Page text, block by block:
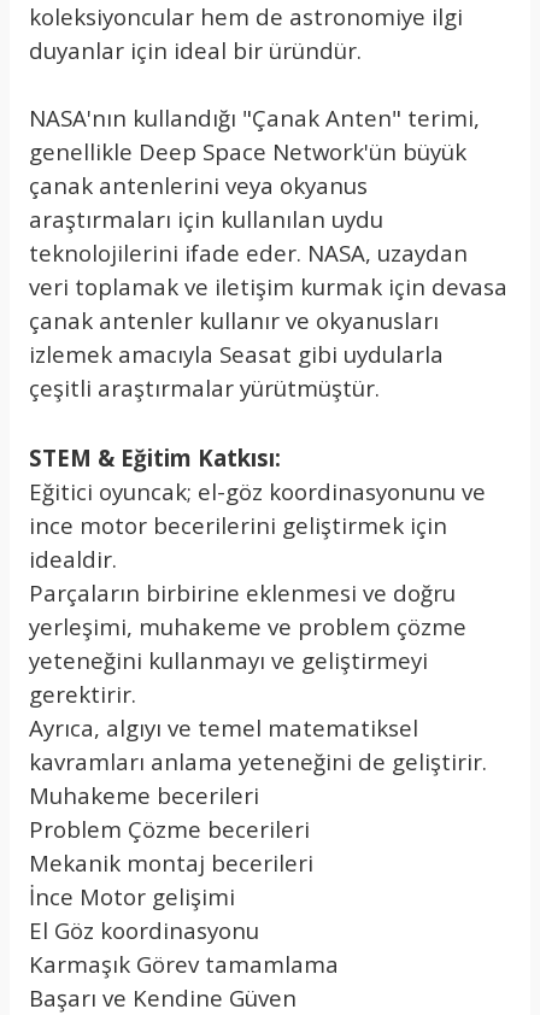
koleksiyoncular hem de astronomiye ilgi
duyanlar için ideal bir üründür.
NASA'nın kullandığı "Çanak Anten" terimi,
genellikle Deep Space Network'ün büyük
çanak antenlerini veya okyanus
araştırmaları için kullanılan uydu
teknolojilerini ifade eder. NASA, uzaydan
veri toplamak ve iletişim kurmak için devasa
çanak antenler kullanır ve okyanusları
izlemek amacıyla Seasat gibi uydularla
çeşitli araştırmalar yürütmüştür.
STEM & Eğitim Katkısı:
Eğitici oyuncak; el-göz koordinasyonunu ve
ince motor becerilerini geliştirmek için
idealdir.
Parçaların birbirine eklenmesi ve doğru
yerleşimi, muhakeme ve problem çözme
yeteneğini kullanmayı ve geliştirmeyi
gerektirir.
Ayrıca, algıyı ve temel matematiksel
kavramları anlama yeteneğini de geliştirir.
Muhakeme becerileri
Problem Çözme becerileri
Mekanik montaj becerileri
İnce Motor gelişimi
El Göz koordinasyonu
Karmaşık Görev tamamlama
Başarı ve Kendine Güven